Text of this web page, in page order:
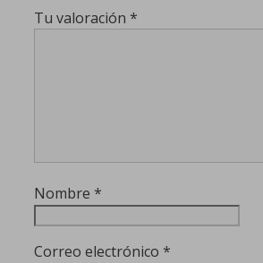
Tu valoración *
Nombre *
Correo electrónico *